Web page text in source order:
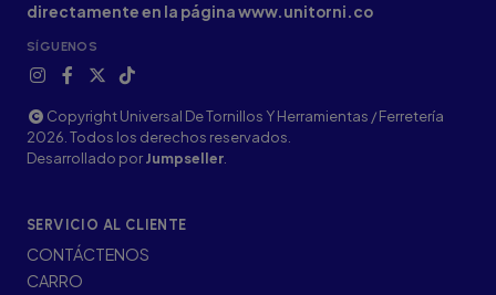
directamente en la página www.unitorni.co
SÍGUENOS
Copyright Universal De Tornillos Y Herramientas / Ferretería
2026. Todos los derechos reservados.
Desarrollado porJumpseller
SERVICIO AL CLIENTE
CONTÁCTENOS
CARRO